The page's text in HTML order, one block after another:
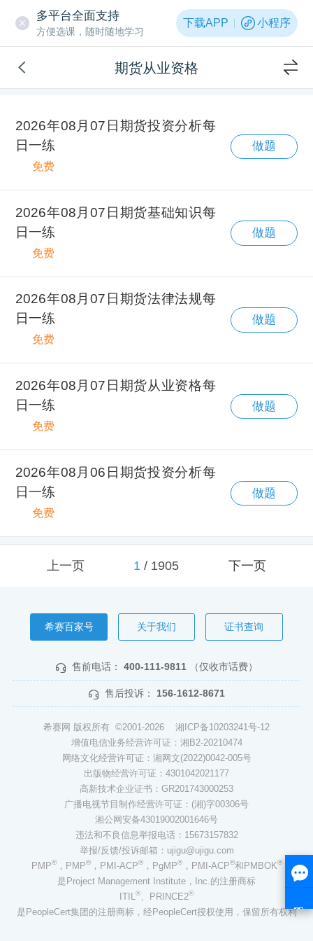
多平台全面支持
方便选课，随时随地学习
下载APP 小程序
期货从业资格
2026年08月07日期货投资分析每
日一练
免费
做题
2026年08月07日期货基础知识每
日一练
免费
做题
2026年08月07日期货法律法规每
日一练
免费
做题
2026年08月07日期货从业资格每
日一练
免费
做题
2026年08月06日期货投资分析每
日一练
免费
做题
上一页 1/ 1905 下一页
希赛百家号 关于我们 证书查询
售前电话： 400-111-9811 （仅收市话费）
售后投诉： 156-1612-8671
希赛网 版权所有 ©2001-2026 湘ICP备10203241号-12
增值电信业务经营许可证：湘B2-20210474
网络文化经营许可证：湘网文(2022)0042-005号
出版物经营许可证：4301042021177
高新技术企业证书：GR201743000253
广播电视节目制作经营许可证：(湘)字00306号
湘公网安备43019002001646号
违法和不良信息举报电话：15673157832
举报/反馈/投诉邮箱：ujigu@ujigu.com
PMP®，PMP®，PMI-ACP®，PgMP®，PMI-ACP®和PMBOK®
是Project Management Institute，Inc.的注册商标
ITIL®、PRINCE2®
是PeopleCert集团的注册商标，经PeopleCert授权使用，保留所有权利